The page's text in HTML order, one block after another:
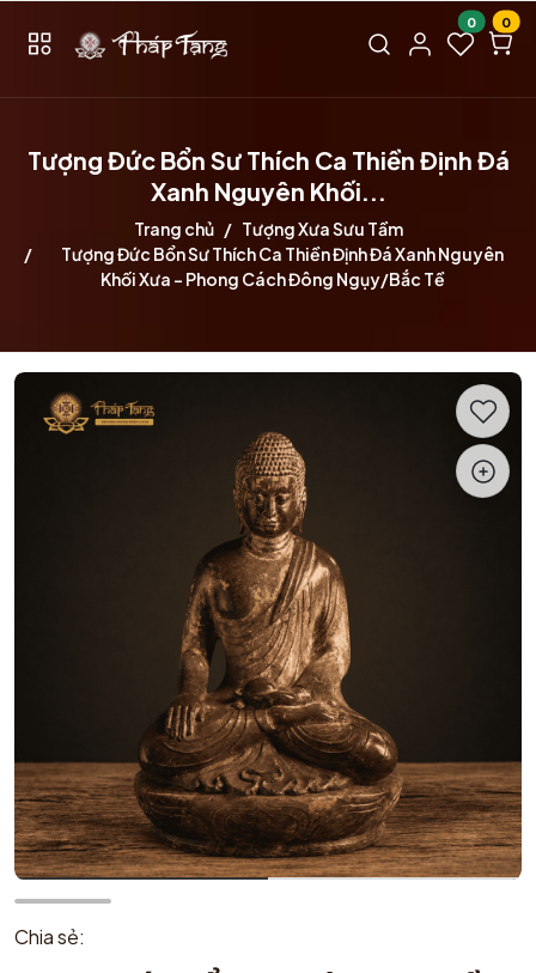
0 0
Tượng Đức Bổn Sư Thích Ca Thiền Định Đá
Xanh Nguyên Khối...
Trang chủ
Tượng Xưa Sưu Tầm
Tượng Đức Bổn Sư Thích Ca Thiền Định Đá Xanh Nguyên
Khối Xưa – Phong Cách Đông Ngụy/Bắc Tề
Chia sẻ: